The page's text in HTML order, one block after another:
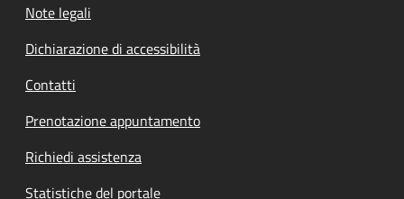
Note legali
Dichiarazione di accessibilità
Contatti
Prenotazione appuntamento
Richiedi assistenza
Statistiche del portale